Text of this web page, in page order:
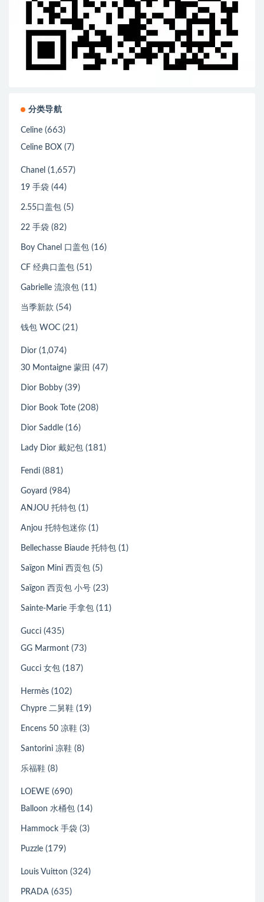
分类导航
Celine (663)
Celine BOX (7)
Chanel (1,657)
19 手袋 (44)
2.55口盖包 (5)
22 手袋 (82)
Boy Chanel 口盖包 (16)
CF 经典口盖包 (51)
Gabrielle 流浪包 (11)
当季新款 (54)
钱包 WOC (21)
Dior (1,074)
30 Montaigne 蒙田 (47)
Dior Bobby (39)
Dior Book Tote (208)
Dior Saddle (16)
Lady Dior 戴妃包 (181)
Fendi (881)
Goyard (984)
ANJOU 托特包 (1)
Anjou 托特包迷你 (1)
Bellechasse Biaude 托特包 (1)
Saïgon Mini 西贡包 (5)
Saïgon 西贡包 小号 (23)
Sainte-Marie 手拿包 (11)
Gucci (435)
GG Marmont (73)
Gucci 女包 (187)
Hermès (102)
Chypre 二舅鞋 (19)
Encens 50 凉鞋 (3)
Santorini 凉鞋 (8)
乐福鞋 (8)
LOEWE (690)
Balloon 水桶包 (14)
Hammock 手袋 (3)
Puzzle (179)
Louis Vuitton (324)
PRADA (635)